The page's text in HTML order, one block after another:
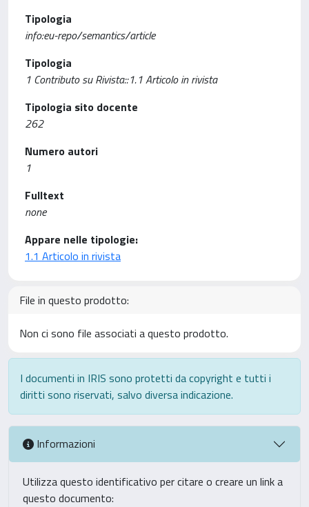
Tipologia
info:eu-repo/semantics/article
Tipologia
1 Contributo su Rivista::1.1 Articolo in rivista
Tipologia sito docente
262
Numero autori
1
Fulltext
none
Appare nelle tipologie:
1.1 Articolo in rivista
File in questo prodotto:
Non ci sono file associati a questo prodotto.
I documenti in IRIS sono protetti da copyright e tutti i
diritti sono riservati, salvo diversa indicazione.
Informazioni
Utilizza questo identificativo per citare o creare un link a
questo documento: